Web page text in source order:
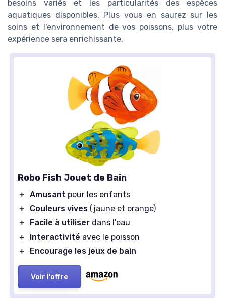
besoins variés et les particularités des espèces
aquatiques disponibles. Plus vous en saurez sur les
soins et l'environnement de vos poissons, plus votre
expérience sera enrichissante.
Robo Fish Jouet de Bain
＋ Amusant pour les enfants
＋
Couleurs vives (jaune et orange)
＋
Facile à utiliser dans l'eau
＋
Interactivité avec le poisson
＋
Encourage les jeux de bain
Voir l'offre